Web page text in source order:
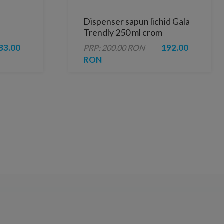
Dispenser sapun lichid Gala
Trendly 250 ml crom
PRP: 200.00 RON
192.00
RON